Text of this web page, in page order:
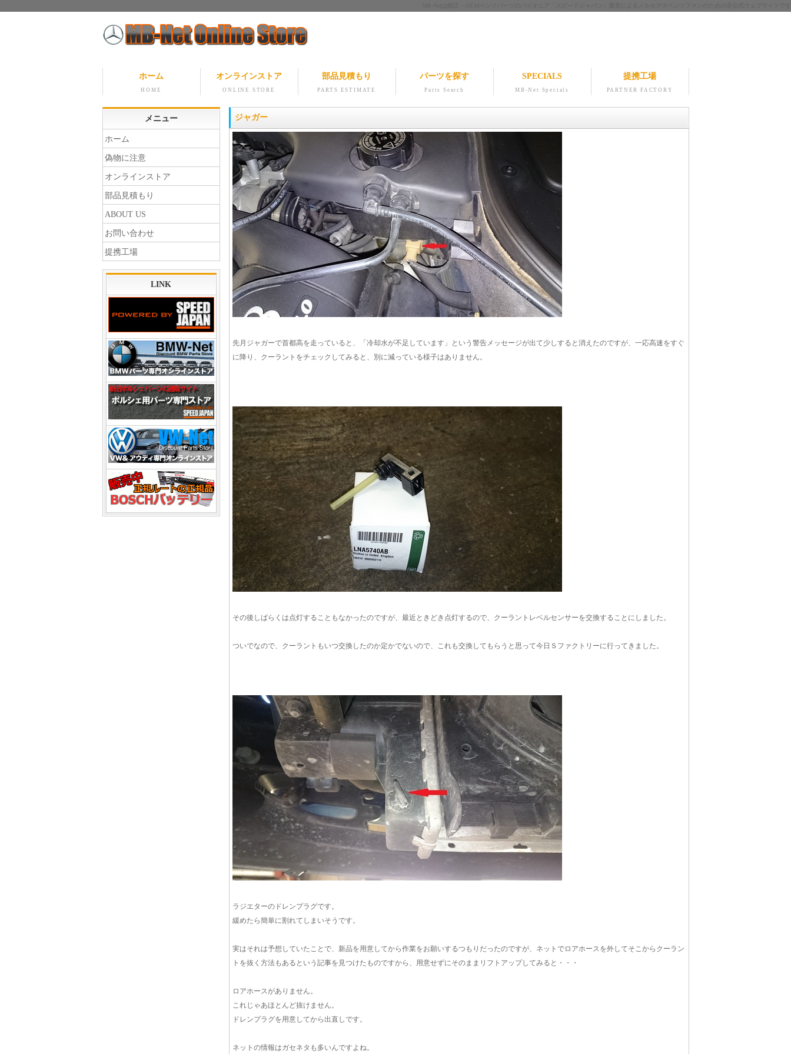
ホーム
HOME
オンラインストア
ONLINE STORE
部品見積もり
PARTS ESTIMATE
パーツを探す
Parts Search
SPECIALS
MB-Net Specials
提携工場
PARTNER FACTORY
ジャガー
先月ジャガーで首都高を走っていると、「冷却水が不足しています」という警告メッセージが出て少しすると消えたのですが、一応高速をすぐ
に降り、クーラントをチェックしてみると、別に減っている様子はありません。
その後しばらくは点灯することもなかったのですが、最近ときどき点灯するので、クーラントレベルセンサーを交換することにしました。
ついでなので、クーラントもいつ交換したのか定かでないので、これも交換してもらうと思って今日Ｓファクトリーに行ってきました。
ラジエターのドレンプラグです。
緩めたら簡単に割れてしまいそうです。
実はそれは予想していたことで、新品を用意してから作業をお願いするつもりだったのですが、ネットでロアホースを外してそこからクーラン
トを抜く方法もあるという記事を見つけたものですから、用意せずにそのままリフトアップしてみると・・・
ロアホースがありません。
これじゃあほとんど抜けません。
ドレンプラグを用意してから出直しです。
ネットの情報はガセネタも多いんですよね。
メニュー
ホーム
偽物に注意
オンラインストア
部品見積もり
ABOUT US
お問い合わせ
提携工場
LINK